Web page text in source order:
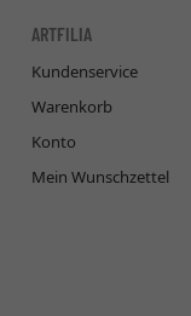
ARTFILIA
Kundenservice
Warenkorb
Konto
Mein Wunschzettel